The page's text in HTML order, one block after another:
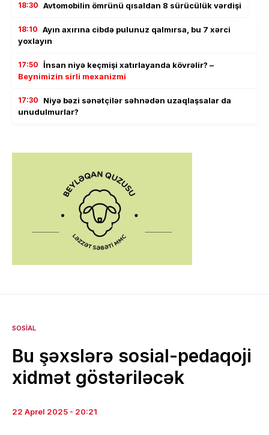
18:30 Avtomobilin ömrünü qısaldan 8 sürücülük vərdişi
18:10 Ayın axırına cibdə pulunuz qalmırsa, bu 7 xərci
yoxlayın
17:50 İnsan niyə keçmişi xatırlayanda kövrəlir? –
Beynimizin sirli mexanizmi
17:30
Niyə bəzi sənətçilər səhnədən uzaqlaşsalar da
unudulmurlar?
SOSIAL
Bu şəxslərə sosial-pedaqoji
xidmət göstəriləcək
22 Aprel 2025 - 20:21